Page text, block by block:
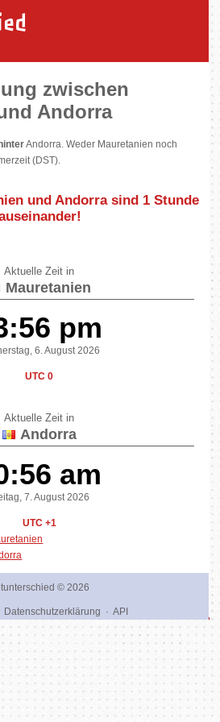
zwischen
Andorra
Andorra. Weder Mauretanien noch
(DST).
und Andorra sind 1 Stunde
!
Aktuelle Zeit in
Mauretanien
pm
6. August 2026
UTC 0
Aktuelle Zeit in
Andorra
am
7. August 2026
UTC +1
© 2026
Datenschutzerklärung · API